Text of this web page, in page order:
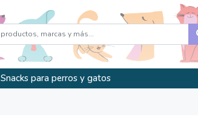
Snacks para perros y gatos